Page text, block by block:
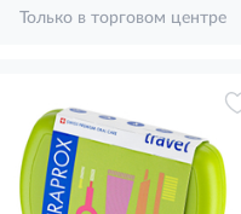
Только в торговом центре